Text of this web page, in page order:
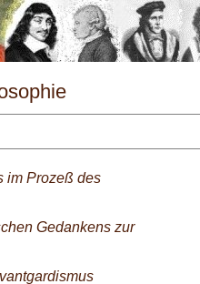
im Prozeß des
Gedankens zur